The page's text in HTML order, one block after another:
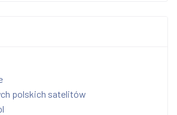
polskich satelitów